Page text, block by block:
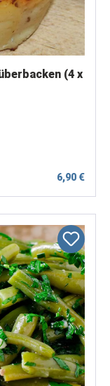
(4 x
6,90 €